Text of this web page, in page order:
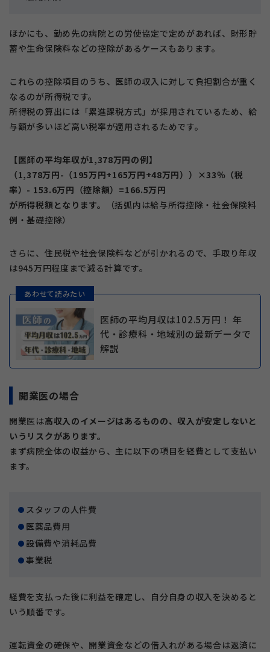
ほかにも、勤め先の病院との労使協定で定めがあれば、財形貯
蓄や生命保険料などの控除があるケースもあります。
これらの控除項目のうち、医師の収入に対して負担割合が重く
なるのが所得税です。
所得税の算出には「累進課税方式」が採用されているため、給
与額が多いほど高い税率が適用されるためです。
【医師の平均年収が1,378万円の例】
（1,378万円-（195万円+165万円+48万円））×33％（税
率）- 153.6万円（控除額）=166.5万円
が所得税額となります。
（括弧内は給与所得控除・社会保険料
例・基礎控除）
さらに、住民税や社会保険料などが引かれるので、手取り年収
は945万円程度まで減る計算です。
あわせて読みたい
医師の平均月収は102.5万円！ 年
代・診療科・地域別の最新データで
解説
開業医の場合
開業医は高収入のイメージはあるものの、収入が安定しないと
いうリスクがあります。
まず病院全体の収益から、主に以下の項目を経費として支払い
ます。
スタッフの人件費
医薬品費用
設備費や消耗品費
事業税
経費を支払った後に利益を確定し、自分自身の収入を決めると
いう順番です。
運転資金の確保や、開業資金などの借入れがある場合は返済に